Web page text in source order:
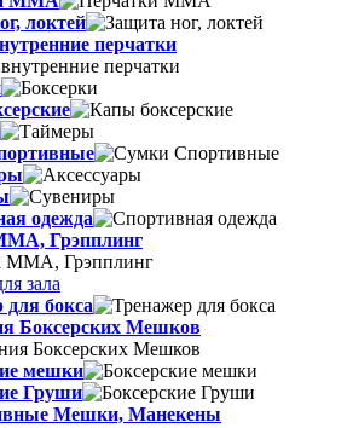
локтей
перчатки
одежда
Грэпплинг
зала
бокса
Боксерских Мешков
мешки
Груши
Мешки, Манекены